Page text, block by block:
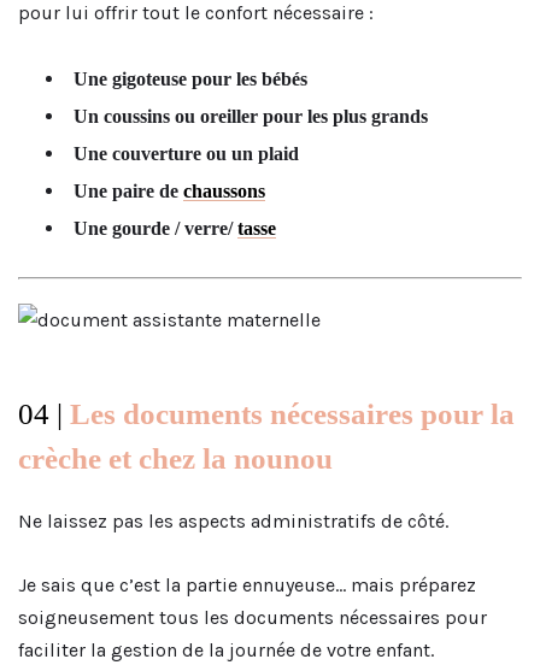
pour lui offrir tout le confort nécessaire :
Une gigoteuse pour les bébés
Un coussins ou oreiller pour les plus grands
Une couverture ou un plaid
Une paire de chaussons
Une gourde / verre/tasse
04 | Les documents nécessaires pour la
crèche et chez la nounou
Ne laissez pas les aspects administratifs de côté.
Je sais que c’est la partie ennuyeuse… mais préparez
soigneusement tous les documents nécessaires pour
faciliter la gestion de la journée de votre enfant.